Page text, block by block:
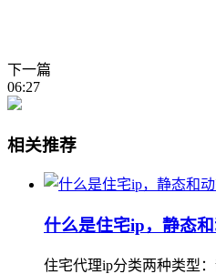
下一篇
06:27
相关推荐
什么是住宅ip，静态和
住宅代理ip分类两种类型